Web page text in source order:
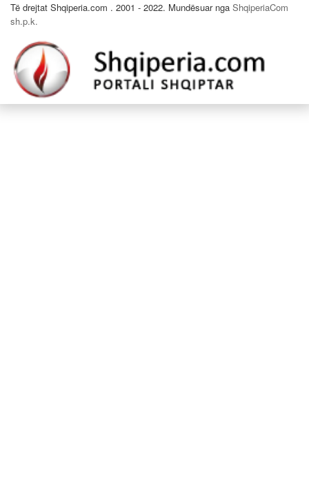
Të drejtat Shqiperia.com . 2001 - 2022. Mundësuar nga ShqiperiaCom
sh.p.k.